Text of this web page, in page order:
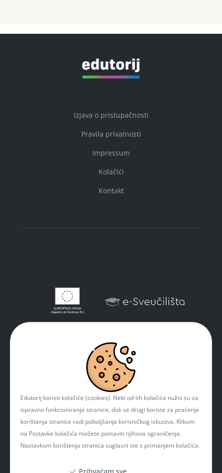
Izjava o pristupačnosti
Pravila privatnosti
Impressum
Kolačići
Kontakt
Edutorij koristi kolačiće (cookies). Neki od tih kolačića nužni su za
ispravno funkcioniranje stranice, dok se drugi koriste za praćenje
korištenja stranice radi poboljšanja korisničkog iskustva. Klikom
na Postavke kolačića možete postaviti njihova ograničenja.
Nastavkom korištenja stranica suglasni ste s primanjem kolačića.